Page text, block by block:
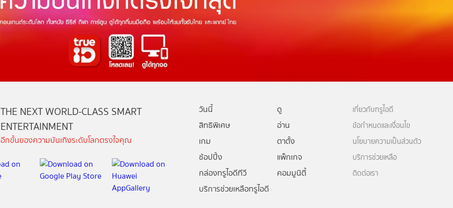
THE NEXT WORLD-CLASS SMART
ENTERTAINMENT
อีกขั้นของความบันเทิงระดับโลกตรงใจคุณ
วันนี้
ดู
สิทธิพิเศษ
อ่าน
เกม
ตาตั้ง
ช้อปปิ้ง
แพ็กเกจ
กล่องทรูไอดีทีวี
คอมมูนิตี้
บริการช่วยเหลือทรูไอดี
เกี่ยวกับทรูไอดี
ข้อกำหนดและเงื่อนไข
นโยบายความเป็นส่วนตัว
บริการช่วยเหลือ
ติดต่อเรา